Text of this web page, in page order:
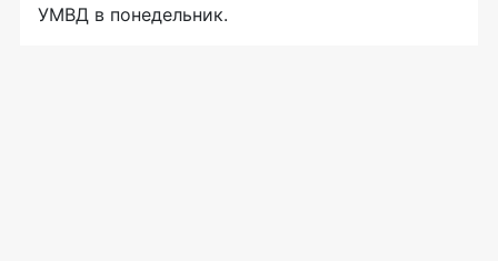
УМВД в понедельник.